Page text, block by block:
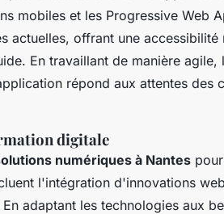
mobiles et les Progressive Web
actuelles, offrant une
En travaillant de manière
répond aux attentes des
digitale
numériques à Nantes
l'intégration d'innovations
adaptant les technologies aux